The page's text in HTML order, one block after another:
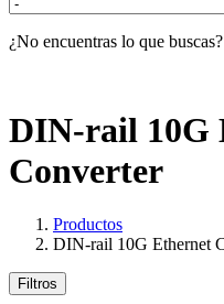
¿No encuentras lo que buscas?
DIN-rail 10G
Converter
Productos
DIN-rail 10G Ethernet
Filtros